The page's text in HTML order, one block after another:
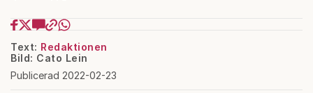
Text: Redaktionen
Bild: Cato Lein
Publicerad 2022-02-23